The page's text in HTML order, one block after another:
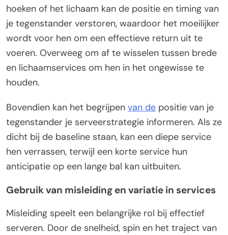
hoeken of het lichaam kan de positie en timing van
je tegenstander verstoren, waardoor het moeilijker
wordt voor hen om een effectieve return uit te
voeren. Overweeg om af te wisselen tussen brede
en lichaamservices om hen in het ongewisse te
houden.
Bovendien kan het begrijpen van de positie van je
tegenstander je serveerstrategie informeren. Als ze
dicht bij de baseline staan, kan een diepe service
hen verrassen, terwijl een korte service hun
anticipatie op een lange bal kan uitbuiten.
Gebruik van misleiding en variatie in services
Misleiding speelt een belangrijke rol bij effectief
serveren. Door de snelheid, spin en het traject van